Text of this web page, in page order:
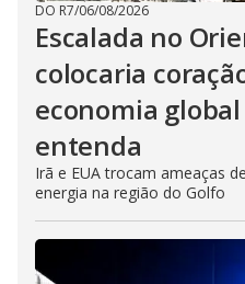
DO R7/06/08/2026
Escalada no
colocaria
economia
entenda
Irã e EUA trocam ameaças
energia na região do Golfo